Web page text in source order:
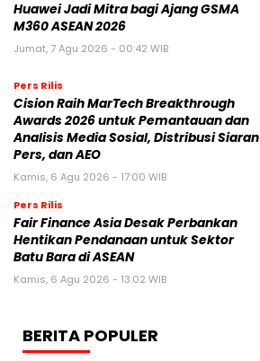
Huawei Jadi Mitra bagi Ajang GSMA
M360 ASEAN 2026
Jumat, 7 Agu 2026 - 00:42 WIB
Pers Rilis
Cision Raih MarTech Breakthrough
Awards 2026 untuk Pemantauan dan
Analisis Media Sosial, Distribusi Siaran
Pers, dan AEO
Kamis, 6 Agu 2026 - 17:00 WIB
Pers Rilis
Fair Finance Asia Desak Perbankan
Hentikan Pendanaan untuk Sektor
Batu Bara di ASEAN
Kamis, 6 Agu 2026 - 13:02 WIB
BERITA POPULER